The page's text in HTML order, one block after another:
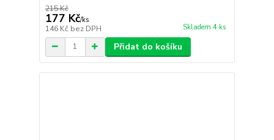
215 Kč
177 Kč/ks
146 Kč bez DPH Skladem 4 ks
Přidat do košíku